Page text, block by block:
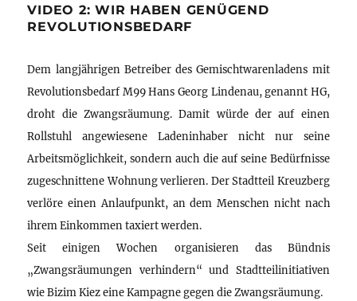
VIDEO 2: WIR HABEN GENÜGEND
REVOLUTIONSBEDARF
Dem langjährigen Betreiber des Gemischtwarenladens mit
Revolutionsbedarf M99 Hans Georg Lindenau, genannt HG,
droht die Zwangsräumung. Damit würde der auf einen
Rollstuhl angewiesene Ladeninhaber nicht nur seine
Arbeitsmöglichkeit, sondern auch die auf seine Bedürfnisse
zugeschnittene Wohnung verlieren. Der Stadtteil Kreuzberg
verlöre einen Anlaufpunkt, an dem Menschen nicht nach
ihrem Einkommen taxiert werden.
Seit einigen Wochen organisieren das Bündnis
„Zwangsräumungen verhindern“ und Stadtteilinitiativen
wie Bizim Kiez eine Kampagne gegen die Zwangsräumung.